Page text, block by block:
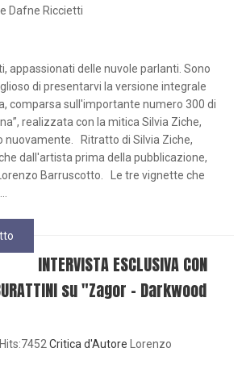
Dafne Riccietti
delle nuvole parlanti. Sono
di presentarvi la versione integrale
comparsa sull'importante numero 300 di
realizzata con la mitica Silvia Ziche,
nuovamente. Ritratto di Silvia Ziche,
dall'artista prima della pubblicazione,
Barruscotto. Le tre vignette che
INTERVISTA ESCLUSIVA CON
su "Zagor - Darkwood
Critica d'Autore Lorenzo